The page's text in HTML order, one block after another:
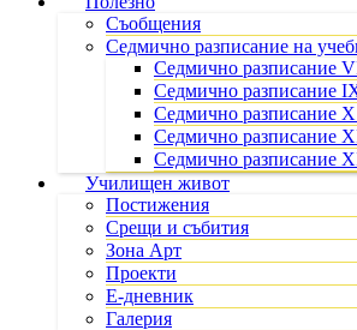
Съобщения
Седмично разписание на
Седмично разписание
Седмично разписание
Седмично разписание
Седмично разписание
Седмично разписание
Училищен живот
Постижения
Срещи и събития
Зона Арт
Проекти
Е-дневник
Галерия